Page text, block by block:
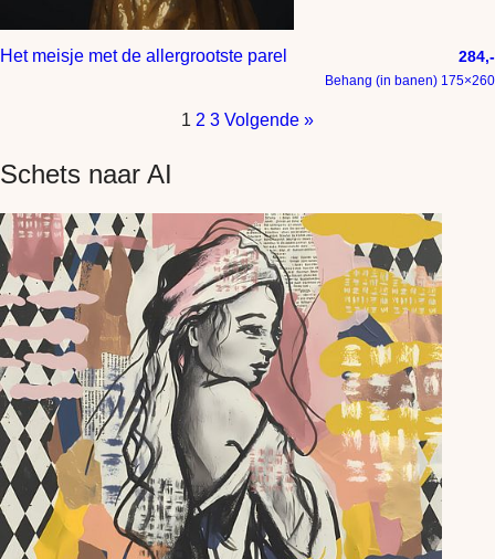
Het meisje met de allergrootste parel 284,-
Behang (in banen) 175×260
1 2 3 Volgende »
Schets naar AI